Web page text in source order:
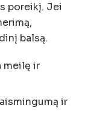
poreikį. Jei
balsą.
meilę ir
ir